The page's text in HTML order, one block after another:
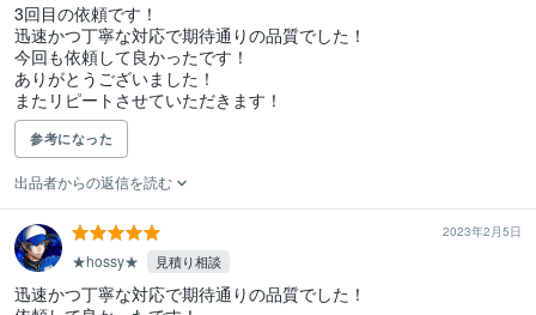
3回目の依頼です！
迅速かつ丁寧な対応で期待通りの品質でした！
今回も依頼して良かったです！
ありがとうございました！
またリピートさせていただきます！
参考になった
出品者からの返信を読む
2023年2月5日
★hossy★ 見積り相談
迅速かつ丁寧な対応で期待通りの品質でした！